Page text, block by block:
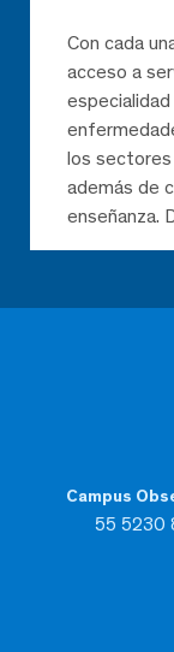
Campus
55 5230
Con cada
acceso a
los sectores
además de
enseñanza.